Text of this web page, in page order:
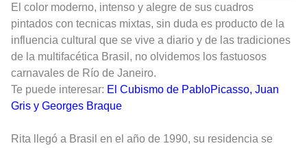
El color moderno, intenso y alegre de sus cuadros
pintados con tecnicas mixtas, sin duda es producto de la
influencia cultural que se vive a diario y de las tradiciones
de la multifacética Brasil, no olvidemos los fastuosos
carnavales de Río de Janeiro.
Te puede interesar: El Cubismo de PabloPicasso, Juan
Gris y Georges Braque
Rita llegó a Brasil en el año de 1990, su residencia se